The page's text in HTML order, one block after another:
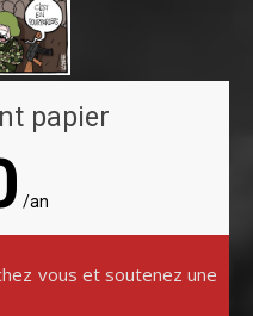
papier
/an
vous et soutenez une